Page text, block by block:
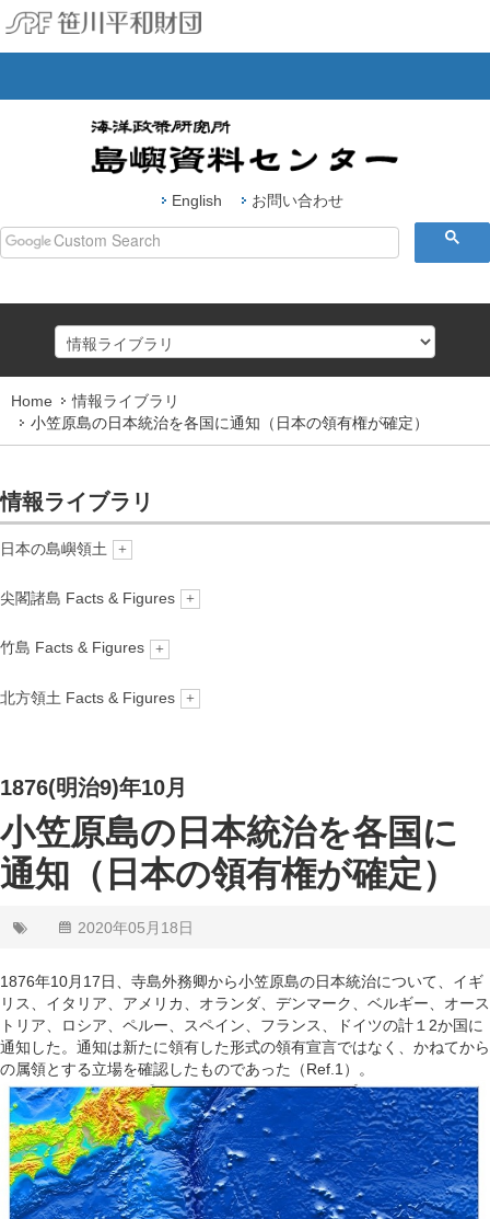
English お問い合わせ
Home
情報ライブラリ
小笠原島の日本統治を各国に通知（日本の領有権が確定）
情報ライブラリ
日本の島嶼領土
概要
尖閣諸島 Facts & Figures
概要
1. 領有権-法と歴史
4. 生態系
5. 産業
6. 環境
竹島 Facts & Figures
概要
3. 海洋・気象
4. 生態系
5. 産業
6. 環境
北方領土 Facts & Figures
1876(明治9)年10月
小笠原島の日本統治を各国に
通知（日本の領有権が確定）
2020年05月18日
1876年10月17日、寺島外務卿から小笠原島の日本統治について、イギ
リス、イタリア、アメリカ、オランダ、デンマーク、ベルギー、オース
トリア、ロシア、ペルー、スペイン、フランス、ドイツの計１2か国に
通知した。通知は新たに領有した形式の領有宣言ではなく、かねてから
の属領とする立場を確認したものであった（Ref.1）。